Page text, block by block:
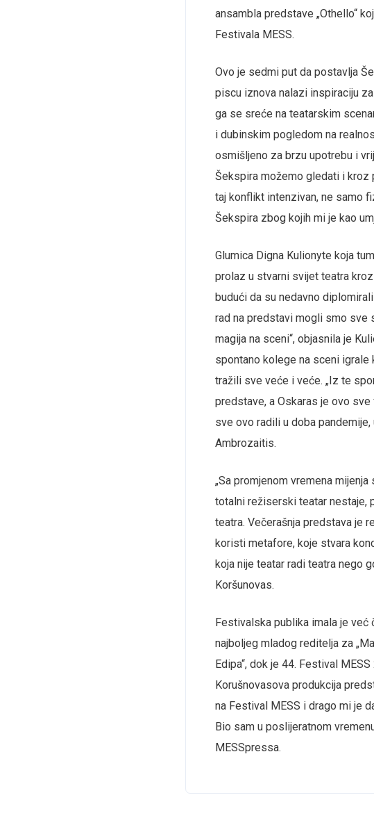
ansambla predstave „Othello“
Festivala MESS.
Ovo je sedmi put da postavlja
piscu iznova nalazi inspiraciju
ga se sreće na teatarskim
i dubinskim pogledom na
osmišljeno za brzu upotrebu i
Šekspira možemo gledati i kroz
taj konflikt intenzivan, ne samo
Šekspira zbog kojih mi je kao
Glumica Digna Kulionyte koja
prolaz u stvarni svijet teatra
budući da su nedavno
rad na predstavi mogli smo sve
magija na sceni“, objasnila je
spontano kolege na sceni igrale
tražili sve veće i veće. „Iz te
predstave, a Oskaras je ovo
sve ovo radili u doba
Ambrozaitis.
„Sa promjenom vremena
totalni režiserski teatar nestaje,
teatra. Večerašnja predstava je
koristi metafore, koje stvara
koja nije teatar radi teatra nego
Koršunovas.
Festivalska publika imala je već
najboljeg mladog reditelja za
Edipa“, dok je 44. Festival
Korušnovasova produkcija
na Festival MESS i drago mi je
Bio sam u poslijeratnom
MESSpressa.